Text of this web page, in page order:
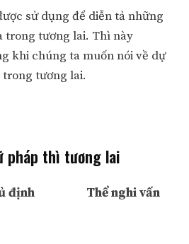
sử dụng để diễn tả những
trong tương lai. Thì này
khi chúng ta muốn nói về dự
tương lai.
pháp thì tương lai
định Thể nghi vấn